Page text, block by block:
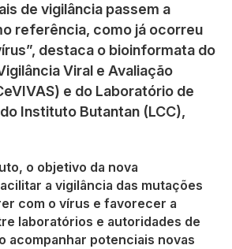
de vigilância passem a
referência, como já ocorreu
destaca o bioinformata do
Viral e Avaliação
e do Laboratório de
Instituto Butantan (LCC),
o objetivo da nova
a vigilância das mutações
com o vírus e favorecer a
laboratórios e autoridades de
acompanhar potenciais novas